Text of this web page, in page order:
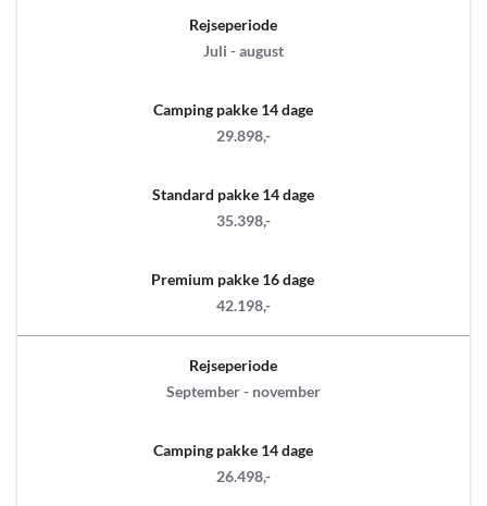
Rejseperiode
Juli - august
Camping pakke 14 dage
29.898,-
Standard pakke 14 dage
35.398,-
Premium pakke 16 dage
42.198,-
Rejseperiode
September - november
Camping pakke 14 dage
26.498,-